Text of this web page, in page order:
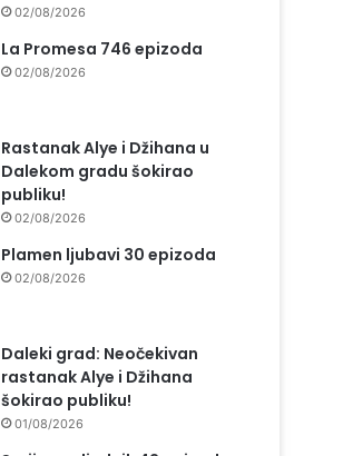
02/08/2026
La Promesa 746 epizoda
02/08/2026
Rastanak Alye i Džihana u
Dalekom gradu šokirao
publiku!
02/08/2026
Plamen ljubavi 30 epizoda
02/08/2026
Daleki grad: Neočekivan
rastanak Alye i Džihana
šokirao publiku!
01/08/2026